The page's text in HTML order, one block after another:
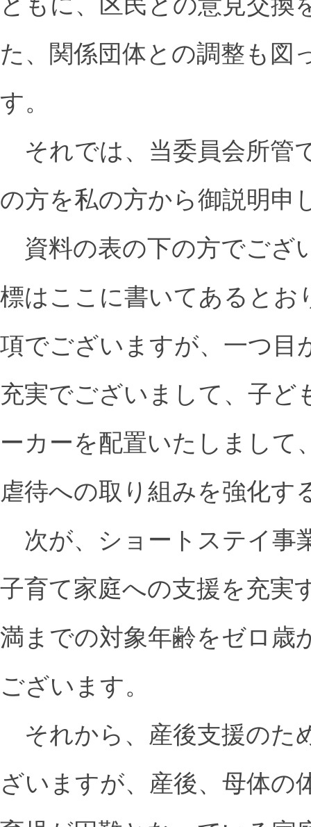
た、関係団体との調整も図
す。
それでは、当委員会所管
の方を私の方から御説明申
資料の表の下の方でござ
標はここに書いてあるとお
項でございますが、一つ目
充実でございまして、子ど
ーカーを配置いたしまして
虐待への取り組みを強化
次が、ショートステイ事
子育て家庭への支援を充実
満までの対象年齢をゼロ歳
ございます。
それから、産後支援のた
ざいますが、産後、母体の